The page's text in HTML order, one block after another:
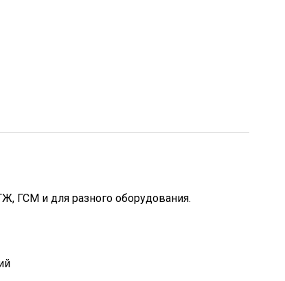
ГСМ и для разного оборудования.